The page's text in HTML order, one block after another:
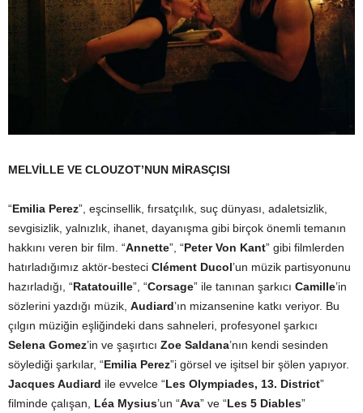
MELVİLLE VE CLOUZOT’NUN MİRASÇISI
“Emilia Perez”, eşcinsellik, fırsatçılık, suç dünyası, adaletsizlik,
sevgisizlik, yalnızlık, ihanet, dayanışma gibi birçok önemli temanın
hakkını veren bir film. “Annette”, “Peter Von Kant” gibi filmlerden
hatırladığımız aktör-besteci Clément Ducol’un müzik partisyonunu
hazırladığı, “Ratatouille”, “Corsage” ile tanınan şarkıcı Camille’in
sözlerini yazdığı müzik, Audiard’ın mizansenine katkı veriyor. Bu
çılgın müziğin eşliğindeki dans sahneleri, profesyonel şarkıcı
Selena Gomez’in ve şaşırtıcı Zoe Saldana’nın kendi sesinden
söylediği şarkılar, “Emilia Perez”i görsel ve işitsel bir şölen yapıyor.
Jacques Audiard ile evvelce “Les Olympiades, 13. District”
filminde çalışan, Léa Mysius’un “Ava” ve “Les 5 Diables”